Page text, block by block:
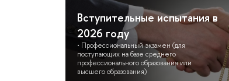
Вступительные испытания в
2026 году
• Профессиональный экзамен (для
поступающих на базе среднего
профессионального образования или
высшего образования)